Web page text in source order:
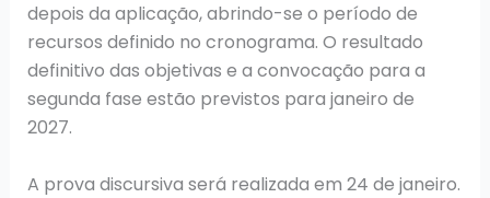
depois da aplicação, abrindo-se o período de
recursos definido no cronograma. O resultado
definitivo das objetivas e a convocação para a
segunda fase estão previstos para janeiro de
2027.
A prova discursiva será realizada em 24 de janeiro.